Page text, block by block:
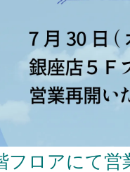
フロアにて営